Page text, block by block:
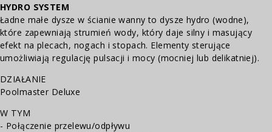
HYDRO SYSTEM
Ładne małe dysze w ścianie wanny to dysze hydro (wodne),
które zapewniają strumień wody, który daje silny i masujący
efekt na plecach, nogach i stopach. Elementy sterujące
umożliwiają regulację pulsacji i mocy (mocniej lub delikatniej).
DZIAŁANIE
Poolmaster Deluxe
W TYM
- Połączenie przelewu/odpływu